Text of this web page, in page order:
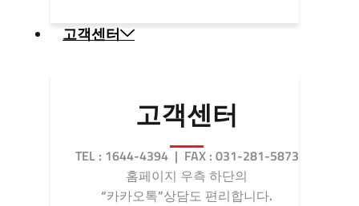
고객센터
고객센터
TEL : 1644-4394 | FAX : 031-281-5873
홈페이지 우측 하단의
“카카오톡”상담도 편리합니다.